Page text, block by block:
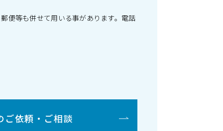
便等も併せて用いる事があります。電話
ご依頼・ご相談